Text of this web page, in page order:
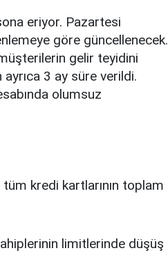
eriyor. Pazartesi
göre güncellenecek.
gelir teyidini
3 ay süre verildi.
olumsuz
kredi kartlarının toplam
limitlerinde düşüş